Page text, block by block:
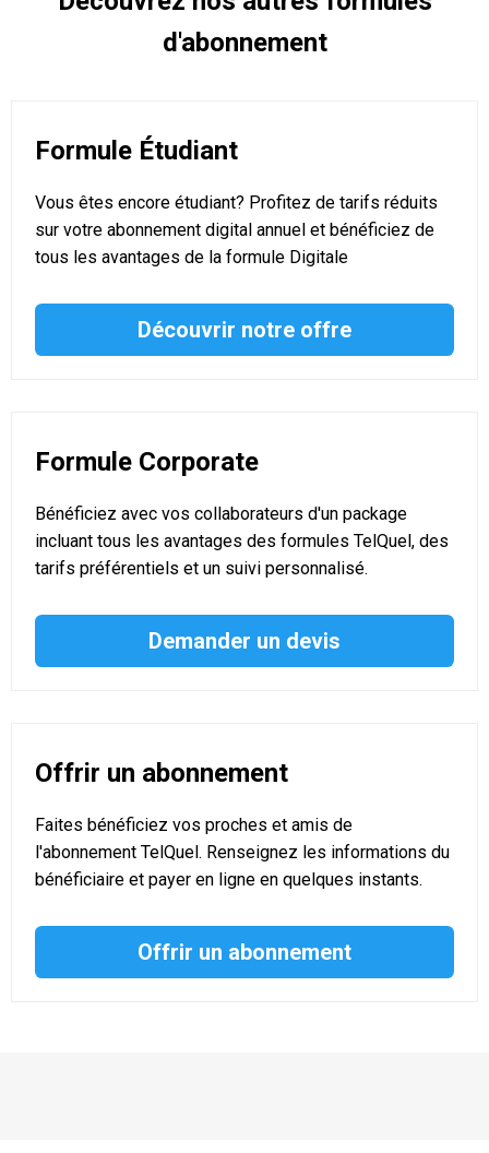
d'abonnement
Formule Étudiant
Vous êtes encore étudiant? Profitez de tarifs réduits
sur votre abonnement digital annuel et bénéficiez de
tous les avantages de la formule Digitale
Découvrir notre offre
Formule Corporate
Bénéficiez avec vos collaborateurs d'un package
incluant tous les avantages des formules TelQuel, des
tarifs préférentiels et un suivi personnalisé.
Demander un devis
Offrir un abonnement
Faites bénéficiez vos proches et amis de
l'abonnement TelQuel. Renseignez les informations du
bénéficiaire et payer en ligne en quelques instants.
Offrir un abonnement